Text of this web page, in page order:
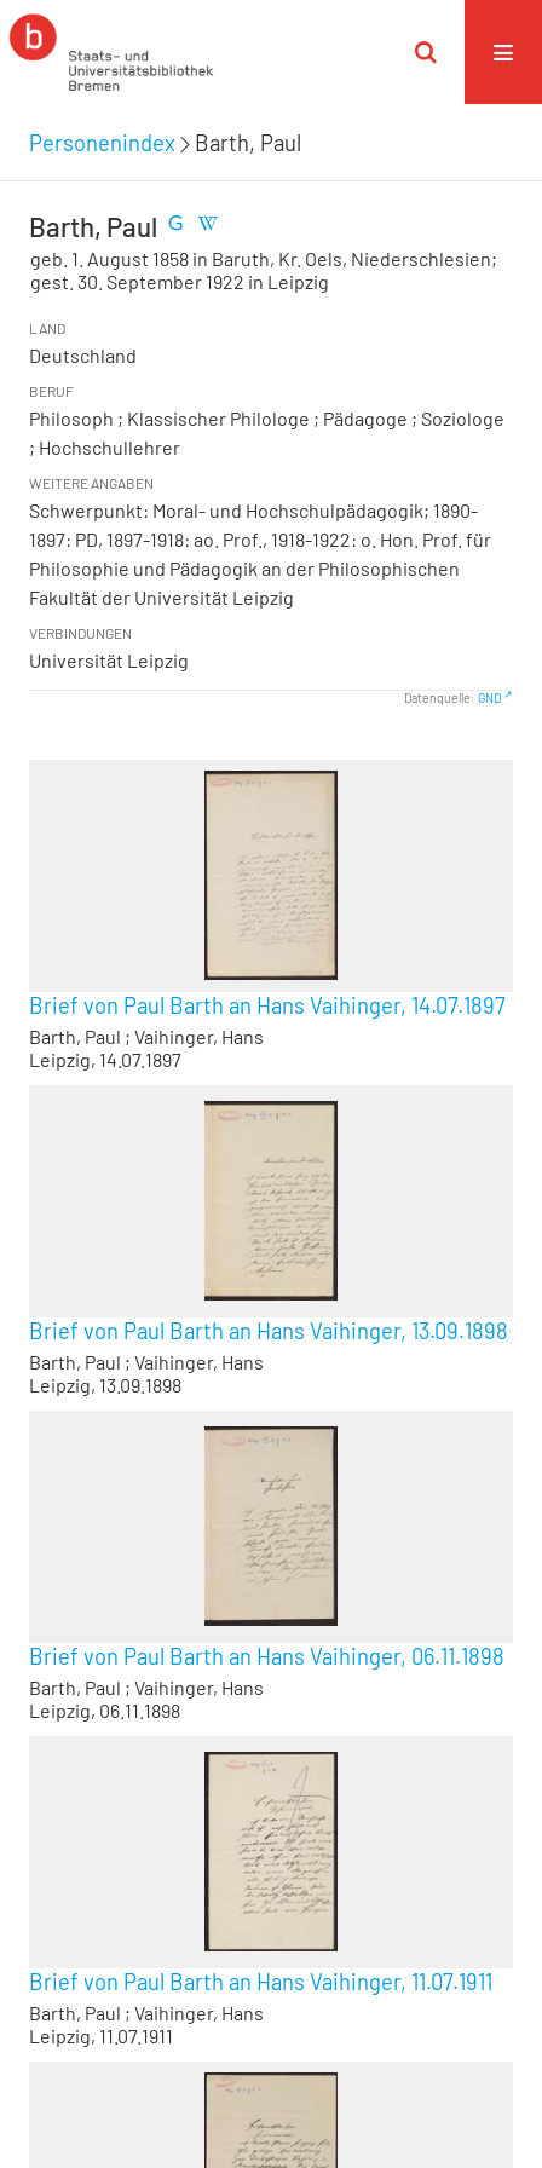
Personenindex Barth, Paul
Barth, Paul
geb. 1. August 1858 in Baruth, Kr. Oels, Niederschlesien;
gest. 30. September 1922 in Leipzig
LAND
Deutschland
BERUF
Philosoph ; Klassischer Philologe ; Pädagoge ; Soziologe
; Hochschullehrer
WEITERE ANGABEN
Schwerpunkt: Moral- und Hochschulpädagogik; 1890-
1897: PD, 1897-1918: ao. Prof., 1918-1922: o. Hon. Prof. für
Philosophie und Pädagogik an der Philosophischen
Fakultät der Universität Leipzig
VERBINDUNGEN
Universität Leipzig
Datenquelle: GND
Brief von Paul Barth an Hans Vaihinger, 14.07.1897
Barth, Paul ; Vaihinger, Hans
Leipzig, 14.07.1897
Brief von Paul Barth an Hans Vaihinger, 13.09.1898
Barth, Paul ; Vaihinger, Hans
Leipzig, 13.09.1898
Brief von Paul Barth an Hans Vaihinger, 06.11.1898
Barth, Paul ; Vaihinger, Hans
Leipzig, 06.11.1898
Brief von Paul Barth an Hans Vaihinger, 11.07.1911
Barth, Paul ; Vaihinger, Hans
Leipzig, 11.07.1911